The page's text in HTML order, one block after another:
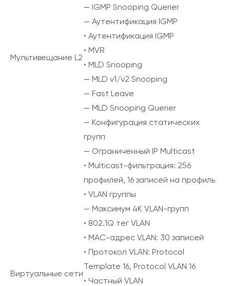
Мультивещание L2
— IGMP Snooping Querier
— Аутентификация IGMP
• Аутентификация IGMP
• MVR
• MLD Snooping
— MLD v1/v2 Snooping
— Fast Leave
— MLD Snooping Querier
— Конфигурация статических
групп
— Ограниченный IP Multicast
• Multicast-фильтрация: 256
профилей, 16 записей на профиль
Виртуальные сети
• VLAN группы
— Максимум 4K VLAN-групп
• 802.1Q тег VLAN
• MAC-адрес VLAN: 30 записей
• Протокол VLAN: Protocol
Template 16, Protocol VLAN 16
• Частный VLAN